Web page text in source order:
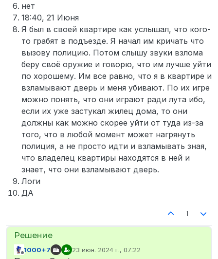
нет
18:40, 21 Июня
Я был в своей квартире как услышал, что кого-
то грабят в подъезде. Я начал им кричать что
вызову полицию. Потом слышу звуки взлома
беру своё оружие и говорю, что им лучше уйти
по хорошему. Им все равно, что я в квартире и
взламывают дверь и меня убивают. По их игре
можно понять, что они играют ради лута ибо,
если их уже застукал жилец дома, то они
должны как можно скорее уйти от туда из-за
того, что в любой момент может нагрянуть
полиция, а не просто идти и взламывать зная,
что владелец квартиры находятся в ней и
знает, что они взламывают дверь.
Логи
ДА
1
Не в сети
1000+7 23 июн. 2024 г., 07:22
отредактировано